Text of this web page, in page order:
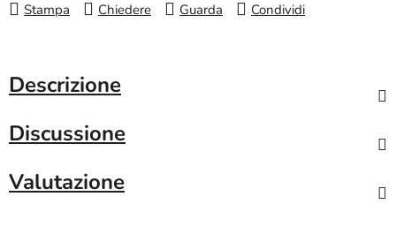
Stampa Chiedere Guarda Condividi
Descrizione
Discussione
Valutazione